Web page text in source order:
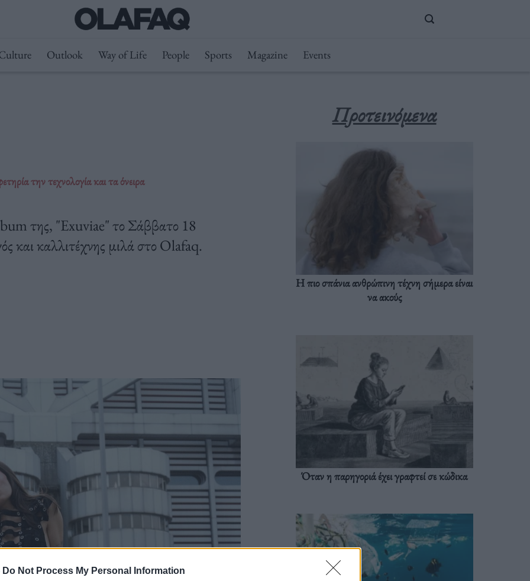
Do Not Process My Personal Information
Outlook Way of Life People Sports Magazine Events
την τεχνολογία και τα όνειρα
της, "Exuviae" το Σάββατο 18
και καλλιτέχνης μιλά στο Olafaq.
Προτεινόμενα
Η πιο σπάνια ανθρώπινη τέχνη σήμερα είναι
να ακούς
Όταν η παρηγοριά έχει γραφτεί σε κώδικα